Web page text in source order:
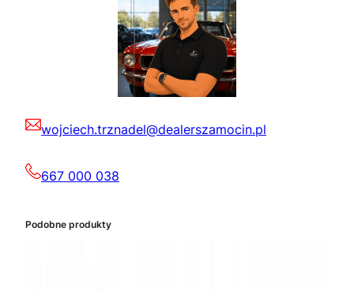
wojciech.trznadel@dealerszamocin.pl
667 000 038
Podobne produkty